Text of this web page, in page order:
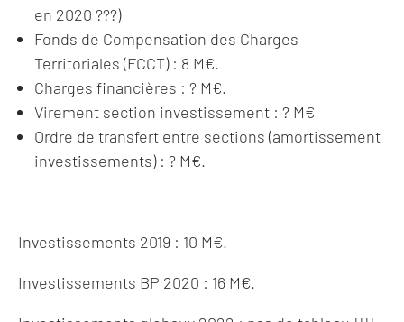
en 2020 ???)
Fonds de Compensation des Charges
Territoriales (FCCT) : 8 M€.
Charges financières : ? M€.
Virement section investissement : ? M€
Ordre de transfert entre sections (amortissement
investissements) : ? M€.
Investissements 2019 : 10 M€.
Investissements BP 2020 : 16 M€.